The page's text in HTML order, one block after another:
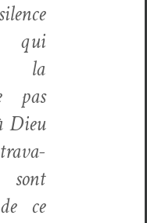
qui
la
pas
Dieu
sont
ce